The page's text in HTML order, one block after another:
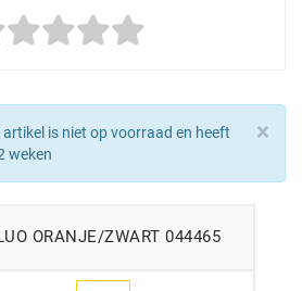
×
artikel is niet op voorraad en heeft
weken
ORANJE/ZWART 044465